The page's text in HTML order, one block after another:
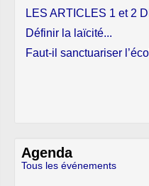
LES ARTICLES 1 et 2
Définir la laïcité...
Faut-il sanctuariser
Agenda
Tous les événements